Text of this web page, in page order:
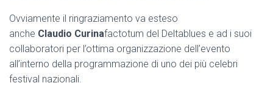
Ovviamente il ringraziamento va esteso
anche Claudio Curinafactotum del Deltablues e ad i suoi
collaboratori per l’ottima organizzazione dell’evento
all’interno della programmazione di uno dei più celebri
festival nazionali.